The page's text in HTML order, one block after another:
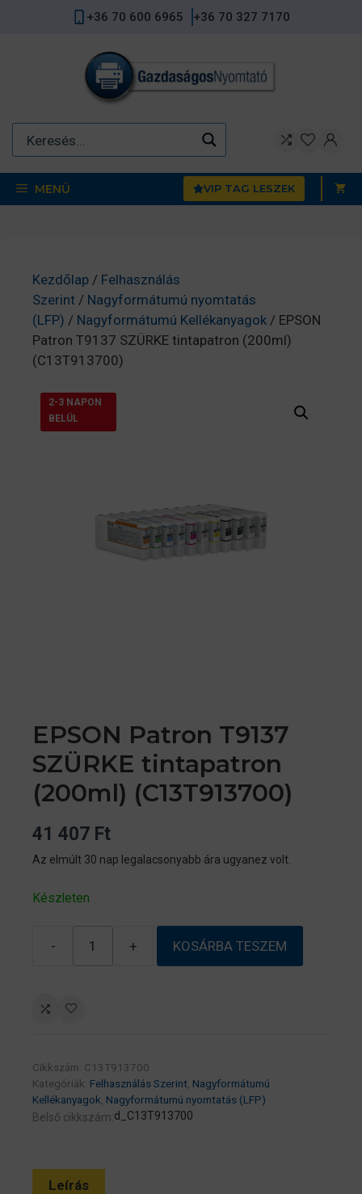
+36 70 600 6965 +36 70 327 7170
MENÜ VIP TAG LESZEK
Kezdőlap / Felhasználás
Szerint / Nagyformátumú nyomtatás
(LFP) / Nagyformátumú Kellékanyagok / EPSON
Patron T9137 SZÜRKE tintapatron (200ml)
(C13T913700)
2-3 NAPON
BELÜL
EPSON Patron T9137
SZÜRKE tintapatron
(200ml) (C13T913700)
41 407 Ft
Az elmúlt 30 nap legalacsonyabb ára ugyanez volt.
Készleten
-
EPSON
(C13T913700)
mennyiség
+ KOSÁRBA TESZEM
Cikkszám: C13T913700
Kategóriák: Felhasználás Szerint Nagyformátumú
Kellékanyagok Nagyformátumú nyomtatás (LFP)
Belső cikkszám:d_C13T913700
Leírás